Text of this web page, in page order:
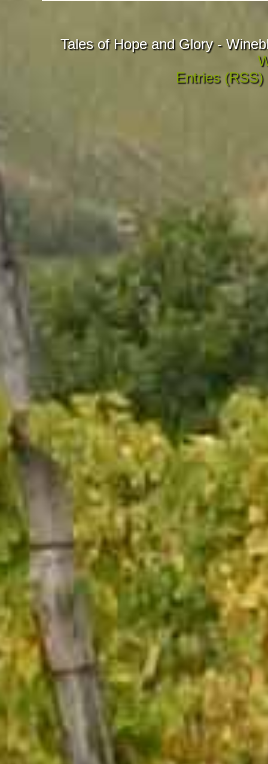
Tales of Hope and Glory -
Entries (RSS)